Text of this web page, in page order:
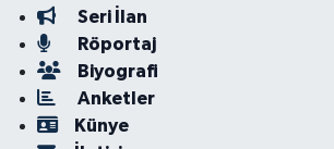
Seri İlan
Röportaj
Biyografi
Anketler
Künye